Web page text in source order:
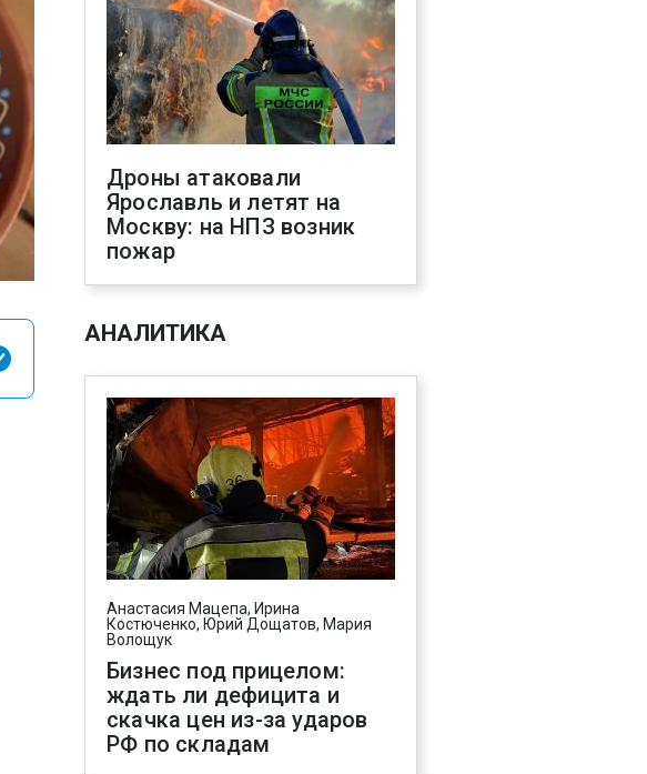
Дроны атаковали
Ярославль и летят на
Москву: на НПЗ возник
пожар
АНАЛИТИКА
Анастасия Мацепа, Ирина
Костюченко, Юрий Дощатов, Мария
Волощук
Бизнес под прицелом:
ждать ли дефицита и
скачка цен из-за ударов
РФ по складам